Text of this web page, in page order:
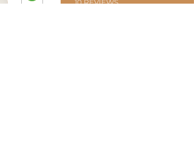
Join us for a sensory yoga experience. Awaken